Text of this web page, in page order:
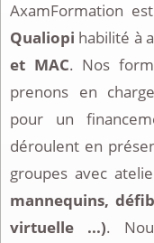
AxamFormation
Qualiopi habilité à
et MAC. Nos
prenons en
pour un
déroulent en
groupes avec
mannequins,
virtuelle ...).